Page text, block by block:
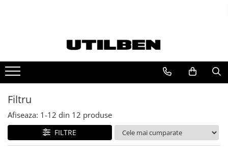
Ulei transmisie JCB
Ulei hidraulic JCB
Ulei punte JCB
FILTRU AER JCB
FILTRU HIDRAULIC JCB
FILTRU COMBUSTIBIL JCB
Filtru
Afiseaza: 1-12 din 12 produse
FILTRE